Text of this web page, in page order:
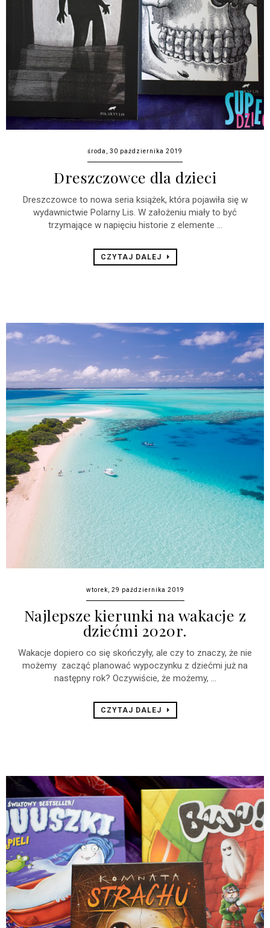
środa, 30 października 2019
Dreszczowce dla dzieci
Dreszczowce to nowa seria książek, która pojawiła się w
wydawnictwie Polarny Lis. W założeniu miały to być
trzymające w napięciu historie z elemente ...
CZYTAJ DALEJ
wtorek, 29 października 2019
Najlepsze kierunki na wakacje z
dziećmi 2020r.
Wakacje dopiero co się skończyły, ale czy to znaczy, że nie
możemy zacząć planować wypoczynku z dziećmi już na
następny rok? Oczywiście, że możemy, ...
CZYTAJ DALEJ